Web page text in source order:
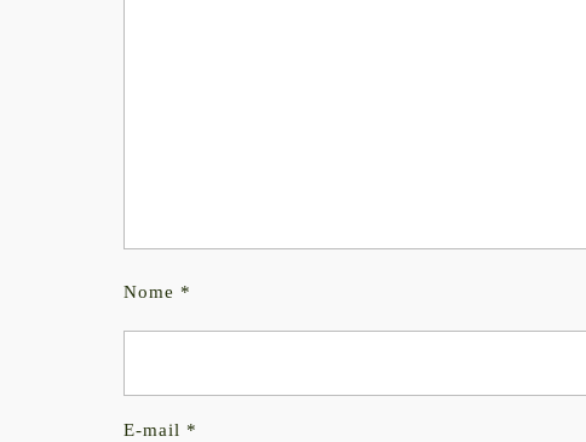
Nome *
E-mail *